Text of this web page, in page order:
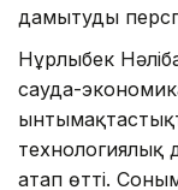
дамытудың
Нұрлыбек
сауда-
технологиялық
атап өтті.